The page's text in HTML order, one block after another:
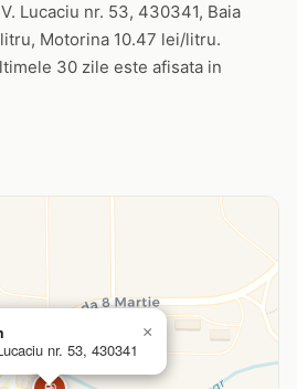
Lucaciu nr. 53, 430341, Baia
Motorina 10.47 lei/litru.
30 zile este afisata in
nr. 53, 430341
×